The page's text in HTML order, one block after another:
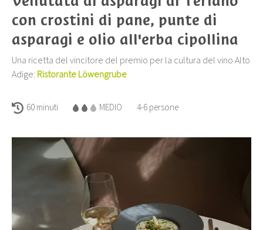
Corsi e seminari
Skyalps
Annate
Pubblicazioni
Foto & Video
Offerte di lavoro
con crostini di pane, punte di
asparagi e olio all'erba cipollina
Una ricetta del vincitore del premio per la cultura del vino Alto
Adige: Ristorante Löwengrube
60 minuti MEDIO 4-6 persone